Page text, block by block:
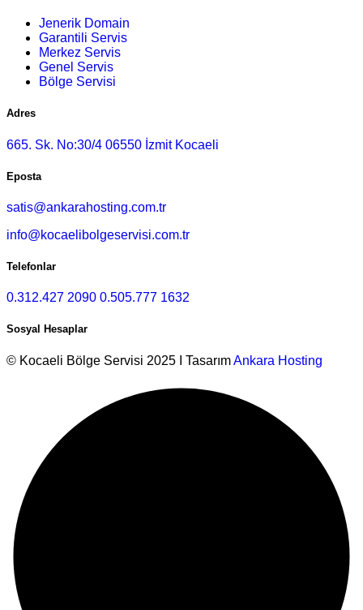
Jenerik Domain
Garantili Servis
Merkez Servis
Genel Servis
Bölge Servisi
Adres
665. Sk. No:30/4 06550 İzmit Kocaeli
Eposta
satis@ankarahosting.com.tr
info@kocaelibolgeservisi.com.tr
Telefonlar
0.312.427 2090 0.505.777 1632
Sosyal Hesaplar
© Kocaeli Bölge Servisi 2025 I TasarımAnkara Hosting